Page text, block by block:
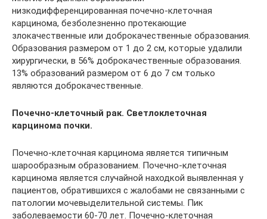
низкодифференцированная почечно-клеточная
карцинома, безболезненно протекающие
злокачественные или доброкачественные образования.
Образования размером от 1 до 2 см, которые удалили
хирургически, в 56% доброкачественные образования.
13% образований размером от 6 до 7 см только
являются доброкачественные.
Почечно-клеточный рак. Светлоклеточная
карцинома почки.
Почечно-клеточная карцинома является типичным
шарообразным образованием. Почечно-клеточная
карцинома является случайной находкой выявленная у
пациентов, обратившихся с жалобами не связанными с
патологии мочевыделительной системы. Пик
заболеваемости 60-70 лет. Почечно-клеточная